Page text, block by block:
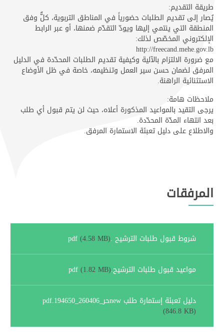
​طريقة التقديم:
​يُصار إلى تقديم الطلبات حضورياً في المناطق التربوية، كلٌّ وفق
المنطقة التي ينتمي إليها ويودّ التقدّم ضمنها، أو عبر الرابط
الإلكتروني المخصّص لذلك:
http://freecand.mehe.gov.lb
مع ضرورة الالتزام بالآلية وكيفية تقديم الطلبات المحدّدة في الدليل
المرفق لضمان حسن سير العمل وتنظيمه، خاصة في ظل الأوضاع
الاستثنائية الراهنة.
​ملاحظات هامة:
​يرجى التقيد بالمواعيد المذكورة أعلاه، حيث لن يتم قبول أي طلب
بعد انتهاء المدّة المحدّدة.
والاطلاع على دليل تعبئة الاستمارة المرفق.
المرفقات
شروط قبول طلبات الترشيح .pdf(4.58 MB)
مواعيد قبول طلبات الترشيح.pdf(1.82 MB)
دليل تعبئة إستمارة طلب newحر_260406_194650.pdf
(846.8 KB)